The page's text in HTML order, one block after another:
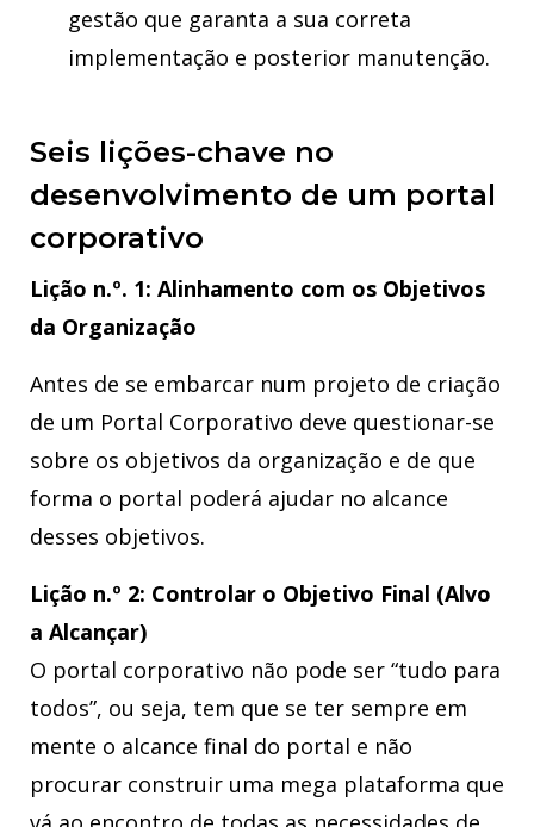
gestão que garanta a sua correta
implementação e posterior manutenção.
Seis lições-chave no
desenvolvimento de um portal
corporativo
Lição n.º. 1: Alinhamento com os Objetivos
da Organização
Antes de se embarcar num projeto de criação
de um Portal Corporativo deve questionar-se
sobre os objetivos da organização e de que
forma o portal poderá ajudar no alcance
desses objetivos.
Lição n.º 2: Controlar o Objetivo Final (Alvo
a Alcançar)
O portal corporativo não pode ser “tudo para
todos”, ou seja, tem que se ter sempre em
mente o alcance final do portal e não
procurar construir uma mega plataforma que